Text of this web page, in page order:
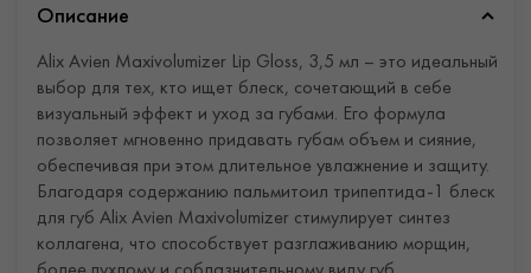
Описание
Alix Avien Maxivolumizer Lip Gloss, 3,5 мл – это идеальный
выбор для тех, кто ищет блеск, сочетающий в себе
визуальный эффект и уход за губами. Его формула
позволяет мгновенно придавать губам объем и сияние,
обеспечивая при этом длительное увлажнение и защиту.
Благодаря содержанию пальмитоил трипептида-1 блеск
для губ Alix Avien Maxivolumizer стимулирует синтез
коллагена, что способствует разглаживанию морщин,